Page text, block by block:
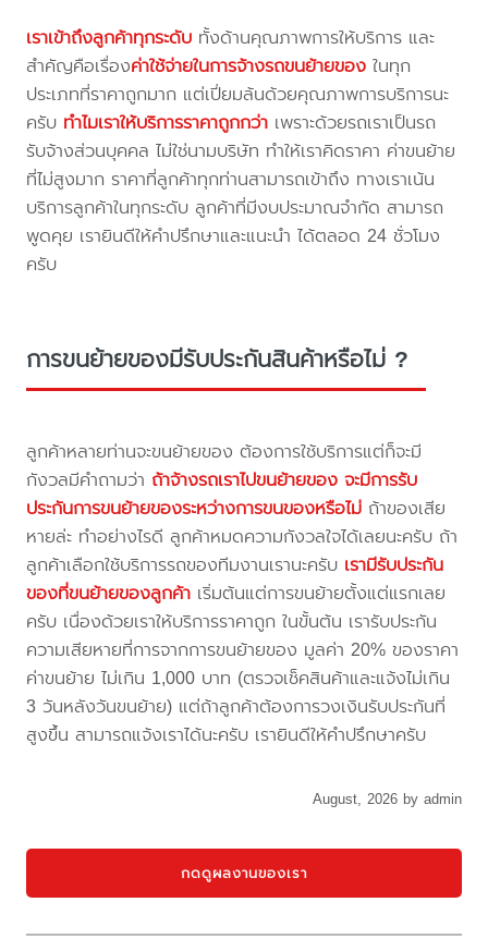
เราเข้าถึงลูกค้าทุกระดับ ทั้งด้านคุณภาพการให้บริการ และ
สำคัญคือเรื่องค่าใช้จ่ายในการจ้างรถขนย้ายของ ในทุก
ประเภทที่ราคาถูกมาก แต่เปี่ยมล้นด้วยคุณภาพการบริการนะ
ครับ ทำไมเราให้บริการราคาถูกกว่า เพราะด้วยรถเราเป็นรถ
รับจ้างส่วนบุคคล ไม่ใช่นามบริษัท ทำให้เราคิดราคา ค่าขนย้าย
ที่ไม่สูงมาก ราคาที่ลูกค้าทุกท่านสามารถเข้าถึง ทางเราเน้น
บริการลูกค้าในทุกระดับ ลูกค้าที่มีงบประมาณจำกัด สามารถ
พูดคุย เรายินดีให้คำปรึกษาและแนะนำ ได้ตลอด 24 ชั่วโมง
ครับ
การขนย้ายของมีรับประกันสินค้าหรือไม่ ?
ลูกค้าหลายท่านจะขนย้ายของ ต้องการใช้บริการแต่ก็จะมี
กังวลมีคำถามว่า ถ้าจ้างรถเราไปขนย้ายของ จะมีการรับ
ประกันการขนย้ายของระหว่างการขนของหรือไม่ ถ้าของเสีย
หายล่ะ ทำอย่างไรดี ลูกค้าหมดความกังวลใจได้เลยนะครับ ถ้า
ลูกค้าเลือกใช้บริการรถของทีมงานเรานะครับ เรามีรับประกัน
ของที่ขนย้ายของลูกค้า เริ่มต้นแต่การขนย้ายตั้งแต่แรกเลย
ครับ เนื่องด้วยเราให้บริการราคาถูก ในขั้นต้น เรารับประกัน
ความเสียหายที่การจากการขนย้ายของ มูลค่า 20% ของราคา
ค่าขนย้าย ไม่เกิน 1,000 บาท (ตรวจเช็คสินค้าและแจ้งไม่เกิน
3 วันหลังวันขนย้าย) แต่ถ้าลูกค้าต้องการวงเงินรับประกันที่
สูงขึ้น สามารถแจ้งเราได้นะครับ เรายินดีให้คำปรึกษาครับ
August, 2026 by admin
กดดูผลงานของเรา